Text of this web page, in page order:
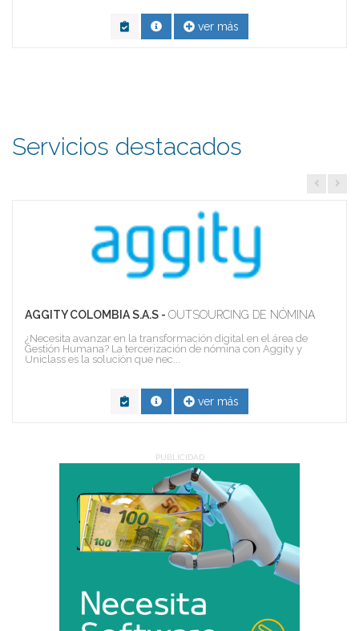
ver más
Servicios destacados
AGGITY COLOMBIA S.A.S - OUTSOURCING DE NÓMINA
¿Necesita avanzar en la transformación digital en el área de
Gestión Humana? La tercerización de nómina con Aggity y
Uniclass es la solución que nec...
ver más
PUBLICIDAD